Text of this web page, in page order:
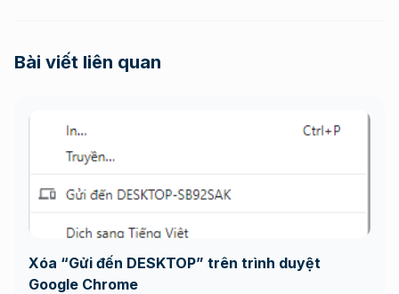
Bài viết liên quan
Xóa “Gửi đến DESKTOP” trên trình duyệt
Google Chrome